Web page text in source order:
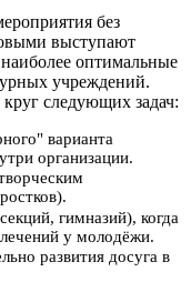
без
выступают
оптимальные
учреждений.
следующих задач:
варианта
организации.
гимназий), когда
у молодёжи.
развития досуга в